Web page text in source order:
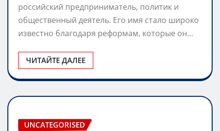
российский предприниматель, политик и
общественный деятель. Его имя стало широко
известно благодаря реформам, которые он…
ЧИТАЙТЕ ДАЛЕЕ
UNCATEGORISED